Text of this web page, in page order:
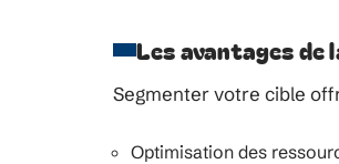
Les avantages de
Segmenter votre cible
Optimisation des